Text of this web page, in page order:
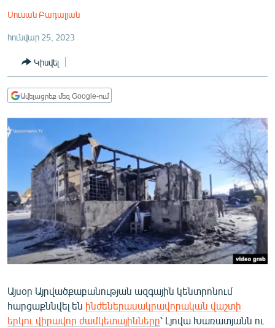
ՊԱՏԵՐԱԶՄԻ 6 ՇԱԲԱԹՆԵՐԸ
ՏԱՐԱԾԱՇՐՋԱՆ
ՄԻՋԱԶԳԱՅԻՆ
ՄՇԱԿՈՒՅԹ
ՍՊՈՐՏ
ՄԵԿՆԱԲԱՆՈՒԹՅՈՒՆ
ՏՏ ԵՒ ԻՆՏԵՐՆԵՏ
ԿՈՐՈՆԱՎԻՐՈՒՍ
ՏԵՍԱՆՅՈՒԹԵՐ
ԲԱՆԱՎԵՃ
Սուսան Բադալյան
հունվար 25, 2023
Կիսվել
Ավելացրեք մեզ Google-ում
Այսօր Այրվածքաբանության ազգային կենտրոնում
հարցաքննվել են ինժեներասակրավորական վաշտի
երկու վիրավոր ժամկետայինները՝ Լյովա Խառատյանն ու